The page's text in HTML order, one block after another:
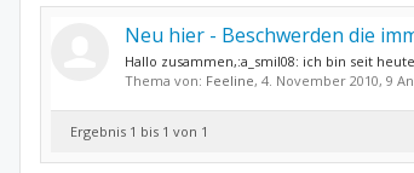
Neu hier - Beschwerden die
Hallo zusammen,:a_smil08: ich bin seit
Thema von: Feeline, 4. November 2010, 9
Ergebnis 1 bis 1 von 1